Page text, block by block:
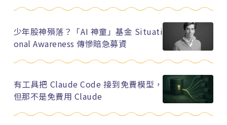
少年股神殞落？「AI 神童」基金 Situati
onal Awareness 傳慘賠急募資
有工具把 Claude Code 接到免費模型，
但那不是免費用 Claude